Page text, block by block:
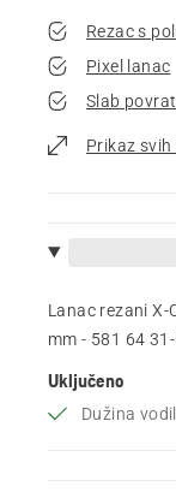
Rezac s
Pixel lanac
Slab
Prikaz
Lanac rezani X-
mm - 581 64
Uključeno
Dužina